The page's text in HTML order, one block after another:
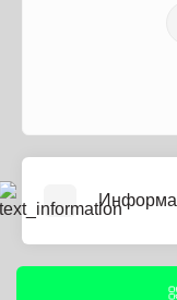
Информация о